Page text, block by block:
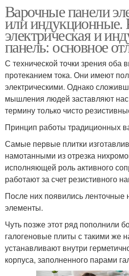
Варочные панели
или индукционные.
электрическая и
панель: основное
С технической точки зрения оба
протеканием тока. Они имеют
электрическими. Однако
мышления людей заставляют нас
термину только чисто
Принцип работы традиционных
Самые первые плитки
намотанными из отрезка
исполняющей роль активного
работают за счет резистивного
После них появились ленточные
элементы.
Чуть позже этот ряд пополнили
галогеновые плиты с такими же
устанавливают внутри
корпуса, заполненного парами